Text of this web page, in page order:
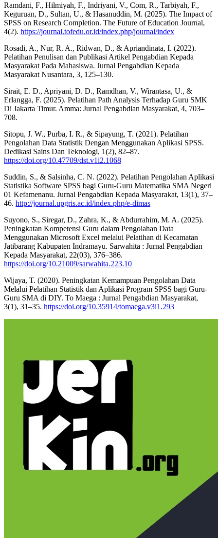
Ramdani, F., Hilmiyah, F., Indriyani, V., Com, R., Tarbiyah, F.,
Keguruan, D., Sultan, U., & Hasanuddin, M. (2025). The Impact of
SPSS on Research Completion. The Future of Education Journal,
4(2). https://journal.tofedu.or.id/index.php/journal/index
Rosadi, A., Nur, R. A., Ridwan, D., & Apriandinata, I. (2022).
Pelatihan Penulisan dan Publikasi Artikel Pengabdian Kepada
Masyarakat Pada Mahasiswa. Jurnal Pengabdian Kepada
Masyarakat Nusantara, 3, 125–130.
Sirait, E. D., Apriyani, D. D., Ramdhan, V., Wirantasa, U., &
Erlangga, F. (2025). Pelatihan Path Analysis Terhadap Guru SMK
Di Jakarta Timur. Amma: Jurnal Pengabdian Masyarakat, 4, 703–
708.
Sitopu, J. W., Purba, I. R., & Sipayung, T. (2021). Pelatihan
Pengolahan Data Statistik Dengan Menggunakan Aplikasi SPSS.
Dedikasi Sains Dan Teknologi, 1(2), 82–87.
https://doi.org/10.47709/dst.v1i2.1068
Suddin, S., & Salsinha, C. N. (2022). Pelatihan Pengolahan Aplikasi
Statistika Software SPSS bagi Guru-Guru Matematika SMA Negeri
01 Kefamenanu. Jurnal Pengabdian Kepada Masyarakat, 13(1), 37–
46. http://journal.upgris.ac.id/index.php/e-dimas
Suyono, S., Siregar, D., Zahra, K., & Abdurrahim, M. A. (2025).
Peningkatan Kompetensi Guru dalam Pengolahan Data
Menggunakan Microsoft Excel melalui Pelatihan di Kecamatan
Jatibarang Kabupaten Indramayu. Sarwahita : Jurnal Pengabdian
Kepada Masyarakat, 22(03), 376–386.
https://doi.org/10.21009/sarwahita.223.10
Wijaya, T. (2020). Peningkatan Kemampuan Pengolahan Data
Melalui Pelatihan Statistik dan Aplikasi Program SPSS bagi Guru-
Guru SMA di DIY. To Maega : Jurnal Pengabdian Masyarakat,
3(1), 31–35. https://doi.org/10.35914/tomaega.v3i1.293